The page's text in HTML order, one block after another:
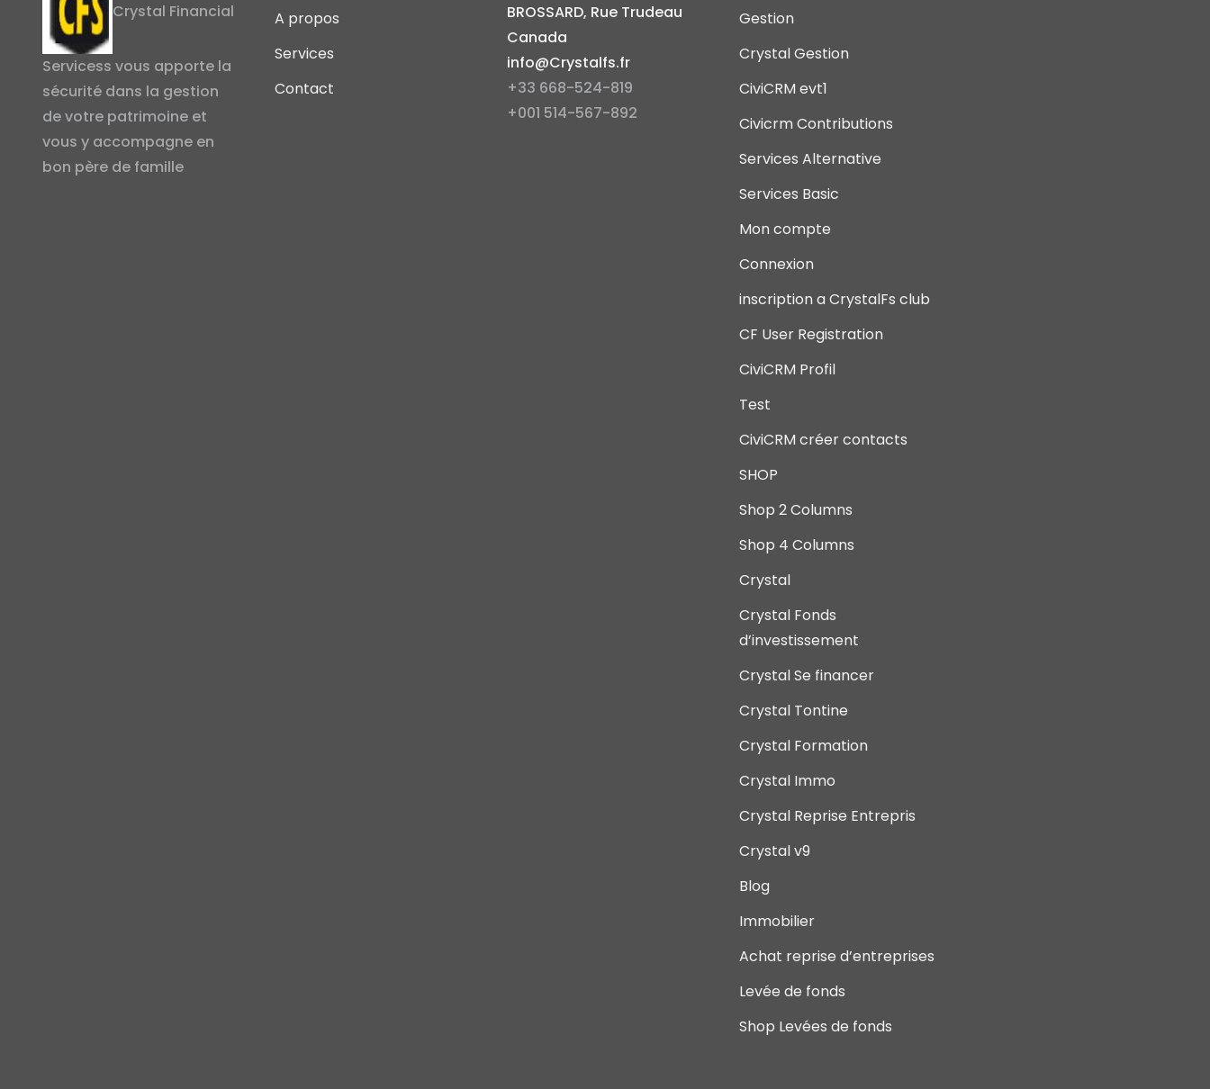
Crystal Financial
Servicess vous apporte la
sécurité dans la gestion
de votre patrimoine et
vous y accompagne en
bon père de famille
A propos
Services
Contact
BROSSARD, Rue Trudeau
Canada
info@Crystalfs.fr
+33 668-524-819
+001 514-567-892
Gestion
Crystal Gestion
CiviCRM evt1
Civicrm Contributions
Services Alternative
Services Basic
Mon compte
Connexion
inscription a CrystalFs club
CF User Registration
CiviCRM Profil
Test
CiviCRM créer contacts
SHOP
Shop 2 Columns
Shop 4 Columns
Crystal
Crystal Fonds
d’investissement
Crystal Se financer
Crystal Tontine
Crystal Formation
Crystal Immo
Crystal Reprise Entrepris
Crystal v9
Blog
Immobilier
Achat reprise d’entreprises
Levée de fonds
Shop Levées de fonds